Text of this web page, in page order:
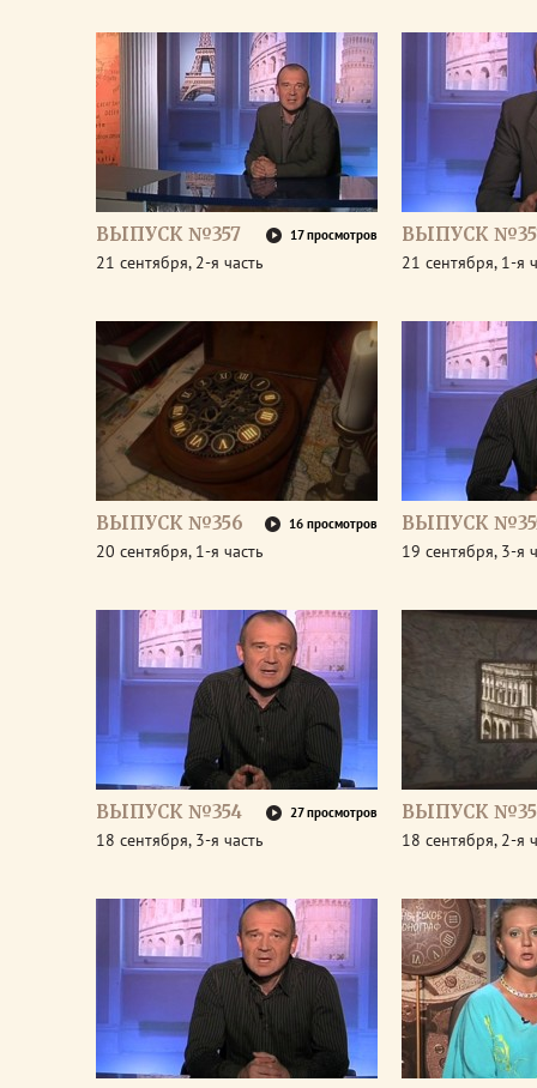
ВЫПУСК №357 17 просмотров
21 сентября, 2-я часть
ВЫПУСК
21 сентября, 1-я
ВЫПУСК №356 16 просмотров
20 сентября, 1-я часть
ВЫПУСК
19 сентября, 3-я
ВЫПУСК №354 27 просмотров
18 сентября, 3-я часть
ВЫПУСК
18 сентября, 2-я